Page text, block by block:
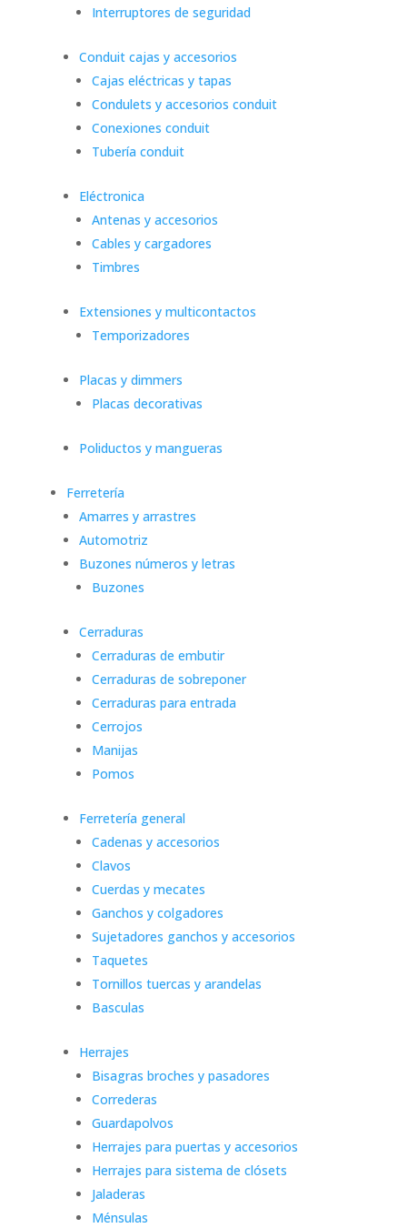
Interruptores de seguridad
Conduit cajas y accesorios
Cajas eléctricas y tapas
Condulets y accesorios conduit
Conexiones conduit
Tubería conduit
Eléctronica
Antenas y accesorios
Cables y cargadores
Timbres
Extensiones y multicontactos
Temporizadores
Placas y dimmers
Placas decorativas
Poliductos y mangueras
Ferretería
Amarres y arrastres
Automotriz
Buzones números y letras
Buzones
Cerraduras
Cerraduras de embutir
Cerraduras de sobreponer
Cerraduras para entrada
Cerrojos
Manijas
Pomos
Ferretería general
Cadenas y accesorios
Clavos
Cuerdas y mecates
Ganchos y colgadores
Sujetadores ganchos y accesorios
Taquetes
Tornillos tuercas y arandelas
Basculas
Herrajes
Bisagras broches y pasadores
Correderas
Guardapolvos
Herrajes para puertas y accesorios
Herrajes para sistema de clósets
Jaladeras
Ménsulas